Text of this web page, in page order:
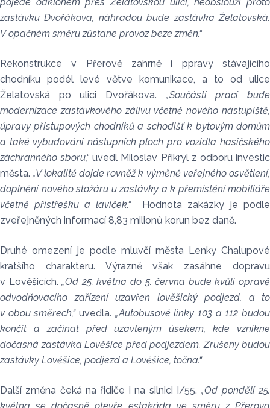
zastávku Dvořákova, náhradou bude zastávka Želatovská.
V opačném směru zůstane provoz beze změn.“
Rekonstrukce v Přerově zahrně i ppravy stávajícího
chodníku podél levé větve komunikace, a to od ulice
Želatovská po ulici Dvořákova. „Součástí prací bude
modernizace zastávkového zálivu včetně nového nástupiště,
úpravy přístupových chodníků a schodišť k bytovým domům
a také vybudování nástupních ploch pro vozidla hasičského
záchranného sboru,“uvedl Miloslav Přikryl z odboru investic
města.„V lokalitě dojde rovněž k výměně veřejného osvětlení,
doplnění nového stožáru u zastávky a k přemístění mobiliáře
včetně přístřešku a laviček.“
Hodnota zakázky je podle
zveřejněných informací 8,83 milionů korun bez daně.
Druhé omezení je podle mluvčí města Lenky Chalupové
kratšího charakteru. Výrazně však zasáhne dopravu
v Lověšicích.„Od 25. května do 5. června bude kvůli opravě
odvodňovacího zařízení uzavřen lověšický podjezd, a to
v obou směrech,“uvedla. „Autobusové linky 103 a 112 budou
končit a začínat před uzavteným úsekem, kde vznikne
dočasná zastávka Lověšice před podjezdem. Zrušeny budou
zastávky Lověšice, podjezd a Lověšice, točna.“
Další změna čeká na řidiče i na silnici I/55.„Od pondělí 25.